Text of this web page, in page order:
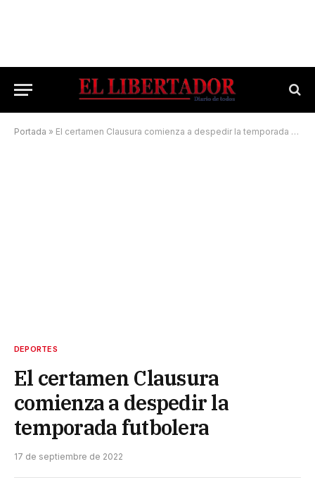
Portada » El certamen Clausura comienza a despedir la temporada futbolera
DEPORTES
El certamen Clausura
comienza a despedir la
temporada futbolera
17 de septiembre de 2022